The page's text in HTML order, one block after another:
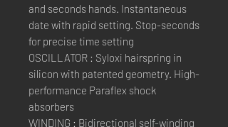
and seconds hands. Instantaneous
date with rapid setting. Stop-seconds
for precise time setting
OSCILLATOR : Syloxi hairspring in
silicon with patented geometry. High-
performance Paraflex shock
absorbers
WINDING : Bidirectional self-winding